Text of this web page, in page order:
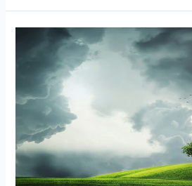
Vielfalt
Oberösterreichs